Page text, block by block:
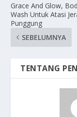
Grace And Glow,
Wash Untuk Atasi
Punggung
SEBELUMNYA
TENTANG